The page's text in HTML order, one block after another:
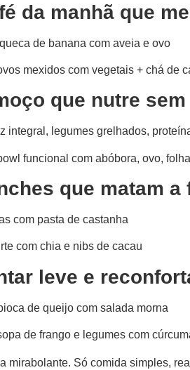
da manhã que
de banana com aveia e ovo
mexidos com vegetais + chá de
que nutre
integral, legumes grelhados,
funcional com abóbora, ovo,
que matam a
com pasta de castanha
com chia e nibs de cacau
leve e
de queijo com salada morna
de frango e legumes com
mirabolante. Só comida simples,